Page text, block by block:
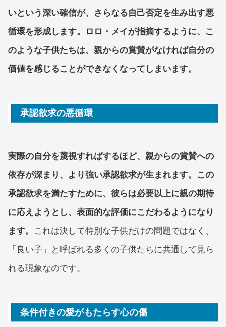
いという深い確信が、さらなる自己否定を生み出す悪
循環を形成します。ロロ・メイが指摘するように、こ
のような子供たちは、親からの賞賛がなければ自分の
価値を感じることができなくなってしまいます。
承認欲求の悪循環
実際の自分を蔑視すればするほど、親からの賞賛への
依存が深まり、より強い承認欲求が生まれます。この
承認欲求を満たすために、彼らは必要以上に親の期待
に応えようとし、表面的な評価にこだわるようになり
ます。
これは決して特別な子供だけの問題ではなく、
「良い子」と呼ばれる多くの子供たちに共通して見ら
れる現象なのです。
条件付きの愛がもたらす心の傷